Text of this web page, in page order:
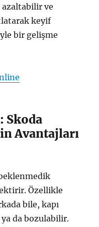
azaltabilir ve
keyif
bir gelişme
Skoda
Avantajları
Özellikle
bile, kapı
da bozulabilir.